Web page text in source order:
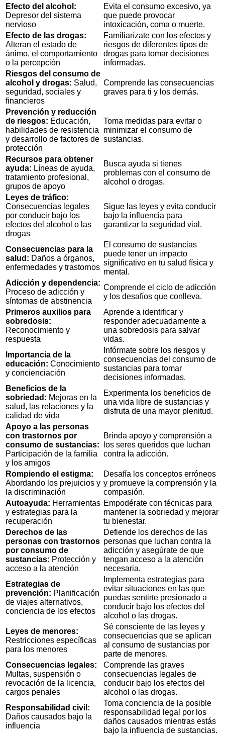
Efecto del alcohol:
Depresor del sistema
nervioso
Evita el consumo excesivo, ya
que puede provocar
intoxicación, coma o muerte.
Efecto de las drogas:
Alteran el estado de
ánimo, el comportamiento
o la percepción
Familiarízate con los efectos y
riesgos de diferentes tipos de
drogas para tomar decisiones
informadas.
Riesgos del consumo de
alcohol y drogas: Salud,
seguridad, sociales y
financieros
Comprende las consecuencias
graves para ti y los demás.
Prevención y reducción
de riesgos: Educación,
habilidades de resistencia
y desarrollo de factores de
protección
Toma medidas para evitar o
minimizar el consumo de
sustancias.
Recursos para obtener
ayuda: Líneas de ayuda,
tratamiento profesional,
grupos de apoyo
Busca ayuda si tienes
problemas con el consumo de
alcohol o drogas.
Leyes de tráfico:
Consecuencias legales
por conducir bajo los
efectos del alcohol o las
drogas
Sigue las leyes y evita conducir
bajo la influencia para
garantizar la seguridad vial.
Consecuencias para la
salud: Daños a órganos,
enfermedades y trastornos
El consumo de sustancias
puede tener un impacto
significativo en tu salud física y
mental.
Adicción y dependencia:
Proceso de adicción y
síntomas de abstinencia
Comprende el ciclo de adicción
y los desafíos que conlleva.
Primeros auxilios para
sobredosis:
Reconocimiento y
respuesta
Aprende a identificar y
responder adecuadamente a
una sobredosis para salvar
vidas.
Importancia de la
educación: Conocimiento
y concienciación
Infórmate sobre los riesgos y
consecuencias del consumo de
sustancias para tomar
decisiones informadas.
Beneficios de la
sobriedad: Mejoras en la
salud, las relaciones y la
calidad de vida
Experimenta los beneficios de
una vida libre de sustancias y
disfruta de una mayor plenitud.
Apoyo a las personas
con trastornos por
consumo de sustancias:
Participación de la familia
y los amigos
Brinda apoyo y comprensión a
los seres queridos que luchan
contra la adicción.
Rompiendo el estigma:
Abordando los prejuicios y
la discriminación
Desafía los conceptos erróneos
y promueve la comprensión y la
compasión.
Autoayuda: Herramientas
y estrategias para la
recuperación
Empodérate con técnicas para
mantener la sobriedad y mejorar
tu bienestar.
Derechos de las
personas con trastornos
por consumo de
sustancias: Protección y
acceso a la atención
Defiende los derechos de las
personas que luchan contra la
adicción y asegúrate de que
tengan acceso a la atención
necesaria.
Estrategias de
prevención: Planificación
de viajes alternativos,
conciencia de los efectos
Implementa estrategias para
evitar situaciones en las que
puedas sentirte presionado a
conducir bajo los efectos del
alcohol o las drogas.
Leyes de menores:
Restricciones específicas
para los menores
Sé consciente de las leyes y
consecuencias que se aplican
al consumo de sustancias por
parte de menores.
Consecuencias legales:
Multas, suspensión o
revocación de la licencia,
cargos penales
Comprende las graves
consecuencias legales de
conducir bajo los efectos del
alcohol o las drogas.
Responsabilidad civil:
Daños causados bajo la
influencia
Toma conciencia de la posible
responsabilidad legal por los
daños causados mientras estás
bajo la influencia de sustancias.